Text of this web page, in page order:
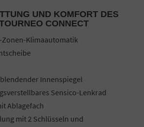
UND KOMFORT DES
CONNECT
Klimaautomatik
Innenspiegel
Sensico-Lenkrad
Ablagefach
mit 2 Schlüsseln und